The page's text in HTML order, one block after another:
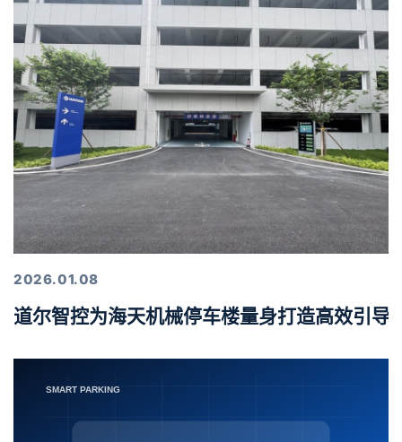
2026.01.08
道尔智控为海天机械停车楼量身打造高效引导